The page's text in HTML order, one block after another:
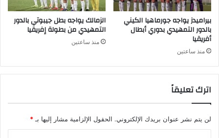
بيراميدز يواجه جورماهيا الكيني
بالدور التمهيدي بدوري أبطال
أفريقيا
منذ ساعتين
الزمالك يواجه بطل جيبوتي بالدور
التمهيدي من بطولة إفريقيا
منذ ساعتين
اترك تعليقاً
لن يتم نشر عنوان بريدك الإلكتروني. الحقول الإلزامية مشار إليها بـ *